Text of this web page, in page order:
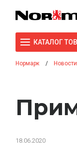
КАТАЛОГ
Нормарк Новости
18.06.2020